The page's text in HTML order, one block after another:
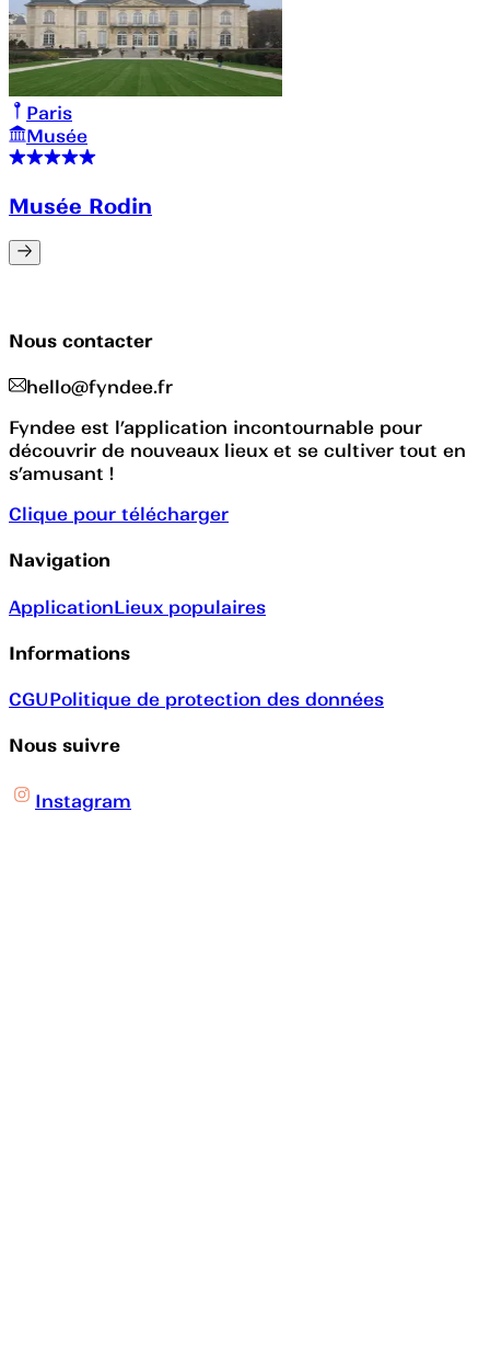
Paris
Musée
Musée Rodin
Nous contacter
hello@fyndee.fr
Fyndee est l’application incontournable pour
découvrir de nouveaux lieux et se cultiver tout en
s’amusant !
Clique pour télécharger
Navigation
ApplicationLieux populaires
Informations
CGUPolitique de protection des données
Nous suivre
Instagram